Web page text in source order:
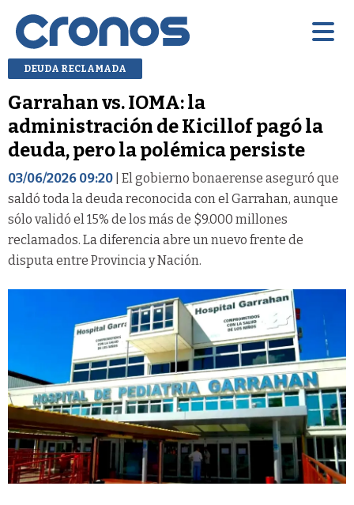
DEUDA RECLAMADA
Garrahan vs. IOMA: la
administración de Kicillof pagó la
deuda, pero la polémica persiste
03/06/2026 09:20 | El gobierno bonaerense aseguró que
saldó toda la deuda reconocida con el Garrahan, aunque
sólo validó el 15% de los más de $9.000 millones
reclamados. La diferencia abre un nuevo frente de
disputa entre Provincia y Nación.